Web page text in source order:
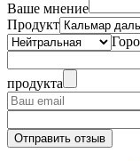
Ваше мнение
Продукт
продукта